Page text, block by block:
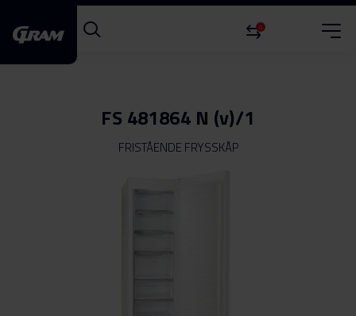
0
FS 481864 N (v)/1
FRISTÅENDE FRYSSKÅP